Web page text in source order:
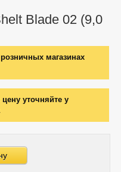
Blade 02 (9,0
магазинах
уточняйте у